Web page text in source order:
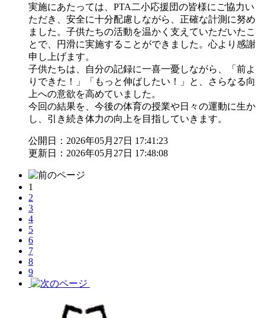
実施にあたっては、PTA二小応援団の皆様にご協力い
ただき、安全に十分配慮しながら、正確な計測に努め
ました。子供たちの活動を温かく支えていただいたこ
とで、円滑に実施することができました。心より感謝
申し上げます。
子供たちは、自分の記録に一喜一憂しながら、「前よ
りできた！」「もっと伸ばしたい！」と、さらなる向
上への意欲を高めていました。
今回の結果を、今後の体育の授業や日々の運動に生か
し、引き続き体力の向上を目指していきます。
公開日：2026年05月27日 17:41:23
更新日：2026年05月27日 17:48:08
1
2
3
4
5
6
7
8
9